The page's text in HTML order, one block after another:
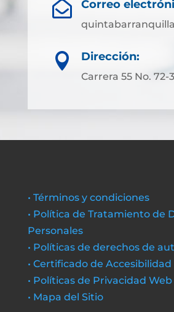
 Correo
 Dirección:
Carrera 55 No. 72-
• Términos y condiciones
• Política de Tratamiento de
Personales
• Políticas de derechos de
• Certificado de Accesibilidad
• Políticas de Privacidad Web
• Mapa del Sitio